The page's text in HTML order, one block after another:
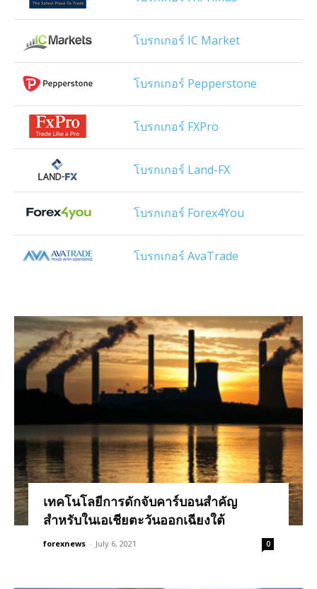
โบรกเกอร์ IC Market
โบรกเกอร์ Pepperstone
โบรกเกอร์ FXPro
โบรกเกอร์ Land-FX
โบรกเกอร์ Forex4You
โบรกเกอร์ AvaTrade
เทคโนโลยีการดักจับคาร์บอนสำคัญ
สำหรับในเอเชียตะวันออกเฉียงใต้
forexnews - July 6, 2021 0